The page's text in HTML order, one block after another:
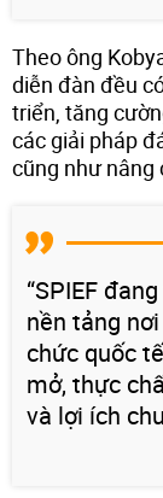
Theo ông
diễn đàn đều
triển, tăng
các giải pháp
cũng như nâng
“SPIEF
nền tảng
chức quốc
mở, thực
và lợi ích